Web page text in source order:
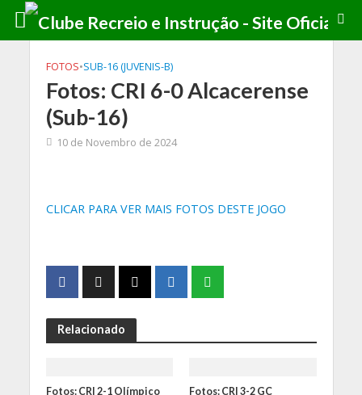
FOTOS•SUB-16 (JUVENIS-B)
Fotos: CRI 6-0 Alcacerense
(Sub-16)
10 de Novembro de 2024
CLICAR PARA VER MAIS FOTOS DESTE JOGO
Relacionado
Fotos: CRI 2-1 Olímpico
Fotos: CRI 3-2 GC